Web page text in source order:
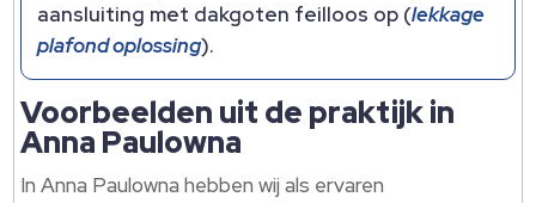
aansluiting met dakgoten feilloos op (lekkage
plafond oplossing).​
Voorbeelden uit de praktijk in
Anna Paulowna
In Anna Paulowna hebben wij als ervaren